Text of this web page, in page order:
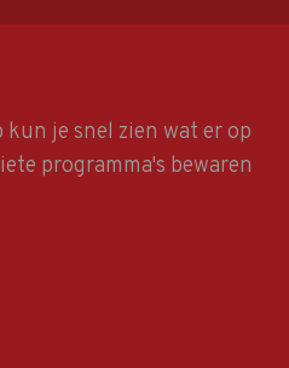
kun je snel zien wat er op
programma's bewaren